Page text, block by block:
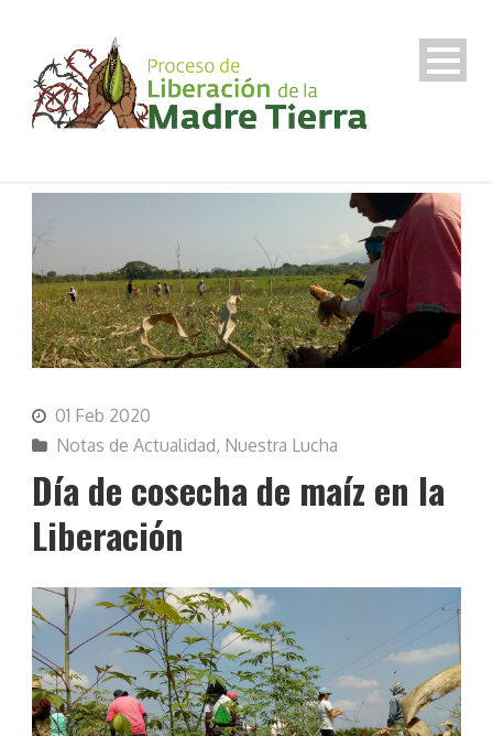
01 Feb 2020
Notas de Actualidad, Nuestra Lucha
Día de cosecha de maíz en la
Liberación